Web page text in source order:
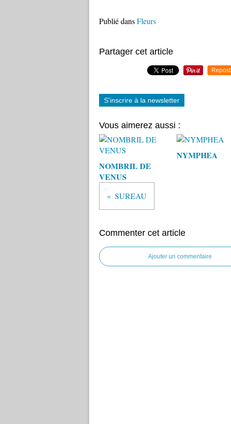
Publié dansFleurs
Partager cet article
Repost
S'inscrire à la newsletter
Vous aimerez aussi :
NOMBRIL DE
VENUS
NYMPHEA
SUREAU
Commenter cet article
Ajouter un commentaire